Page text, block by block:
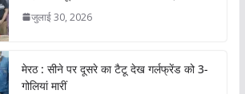
जुलाई 30, 2026
मेरठ : सीने पर दूसरे का टैटू देख गर्लफ्रेंड को 3-
गोलियां मारीं